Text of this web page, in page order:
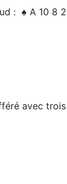
: ♠ A 10 8 2
avec